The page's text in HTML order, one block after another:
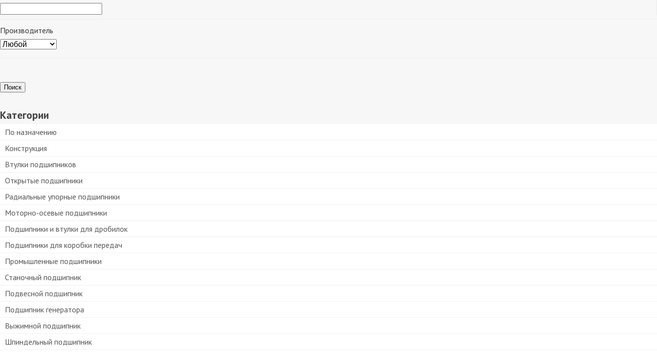
Производитель
Поиск
Категории
По назначению
Конструкция
Втулки подшипников
Открытые подшипники
Радиальные упорные подшипники
Моторно-осевые подшипники
Подшипники и втулки для дробилок
Подшипники для коробки передач
Промышленные подшипники
Станочный подшипник
Подвесной подшипник
Подшипник генератора
Выжимной подшипник
Шпиндельный подшипник